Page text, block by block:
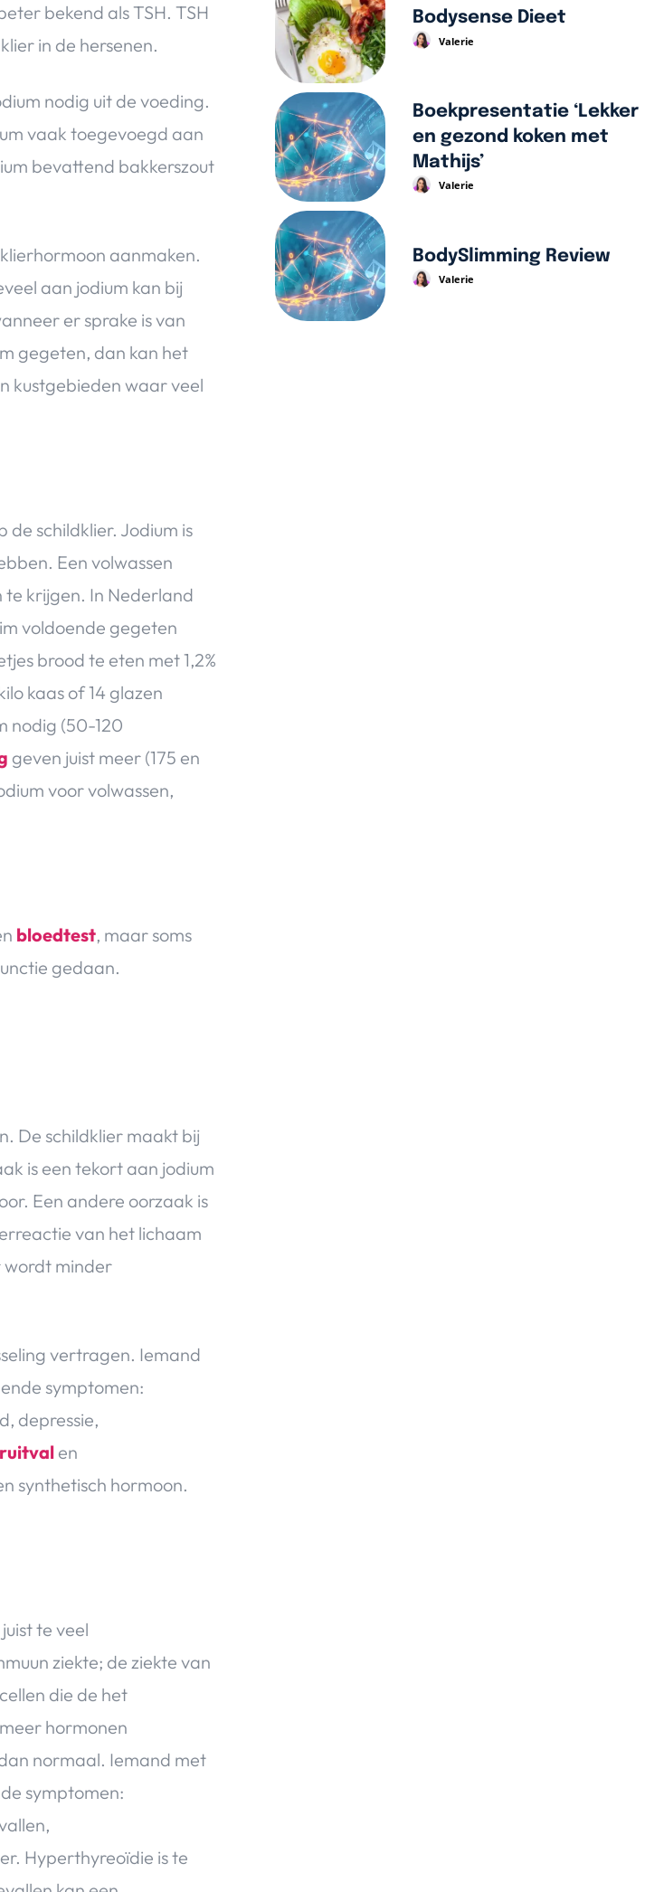
bekend als TSH. TSH
in de hersenen.
nodig uit de voeding.
vaak toegevoegd aan
bevattend bakkerszout
aanmaken.
aan jodium kan bij
er sprake is van
gegeten, dan kan het
kustgebieden waar veel
schildklier. Jodium is
Een volwassen
te krijgen. In Nederland
voldoende gegeten
brood te eten met 1,2%
kaas of 14 glazen
nodig (50-120
geven juist meer (175 en
voor volwassen,
bloedtest, maar soms
gedaan.
De schildklier maakt bij
is een tekort aan jodium
Een andere oorzaak is
van het lichaam
wordt minder
vertragen. Iemand
symptomen:
depressie,
en
synthetisch hormoon.
te veel
ziekte; de ziekte van
die de het
hormonen
normaal. Iemand met
symptomen:
Hyperthyreoïdie is te
Bodysense Dieet
Valerie
Boekpresentatie ‘Lekker
en gezond koken met
Mathijs’
Valerie
BodySlimming Review
Valerie